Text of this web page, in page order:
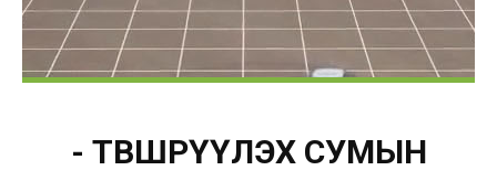
- ТӨВШРҮҮЛЭХ СУМЫН